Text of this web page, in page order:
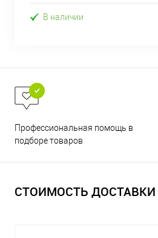
В наличии
Профессиональная помощь в
подборе товаров
СТОИМОСТЬ ДОСТАВКИ